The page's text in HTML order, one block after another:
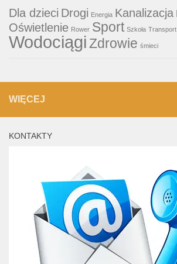
Dla dzieci Drogi Energia Kanalizacja
Oświetlenie Rower Sport Szkoła Transport
WodociągiZdrowie śmieci
WIĘCEJ
KONTAKTY